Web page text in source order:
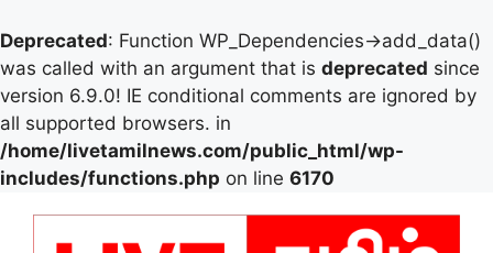
Deprecated: Function WP_Dependencies->add_data()
was called with an argument that is deprecated since
version 6.9.0! IE conditional comments are ignored by
all supported browsers. in
/home/livetamilnews.com/public_html/wp-
includes/functions.php on line 6170